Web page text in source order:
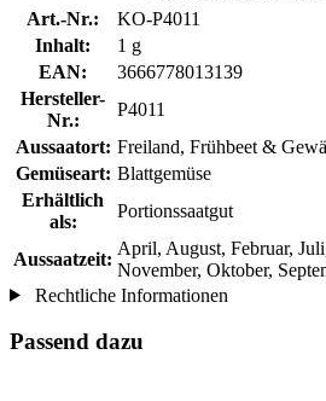
Art.-Nr.:
KO-P4011
Inhalt:
1 g
EAN:
3666778013139
Hersteller-
Nr.:
P4011
Aussaatort: Freiland, Frühbeet &
Gemüseart: Blattgemüse
Erhältlich
als:
Portionssaatgut
Aussaatzeit:
April, August, Februar,
November, Oktober,
Rechtliche Informationen
Passend dazu